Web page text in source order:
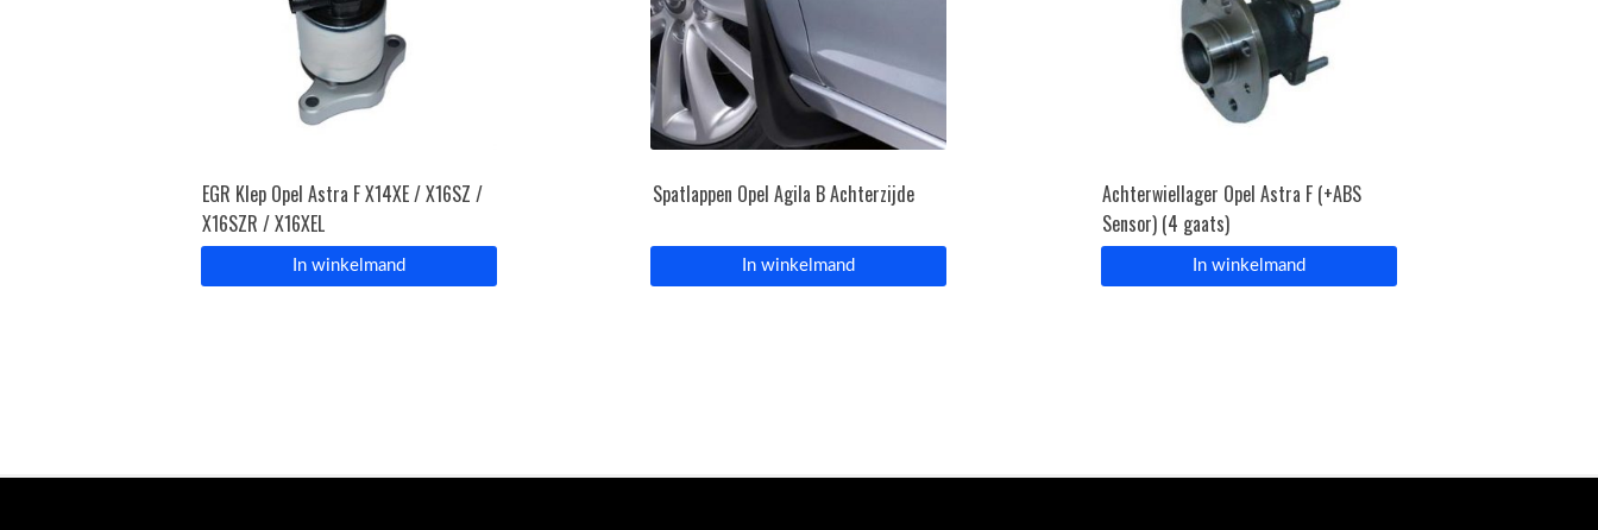
EGR Klep Opel Astra F X14XE / X16SZ /
X16SZR / X16XEL
In winkelmand
Spatlappen Opel Agila B Achterzijde
In winkelmand
Achterwiellager Opel Astra F (+ABS
Sensor) (4 gaats)
In winkelmand